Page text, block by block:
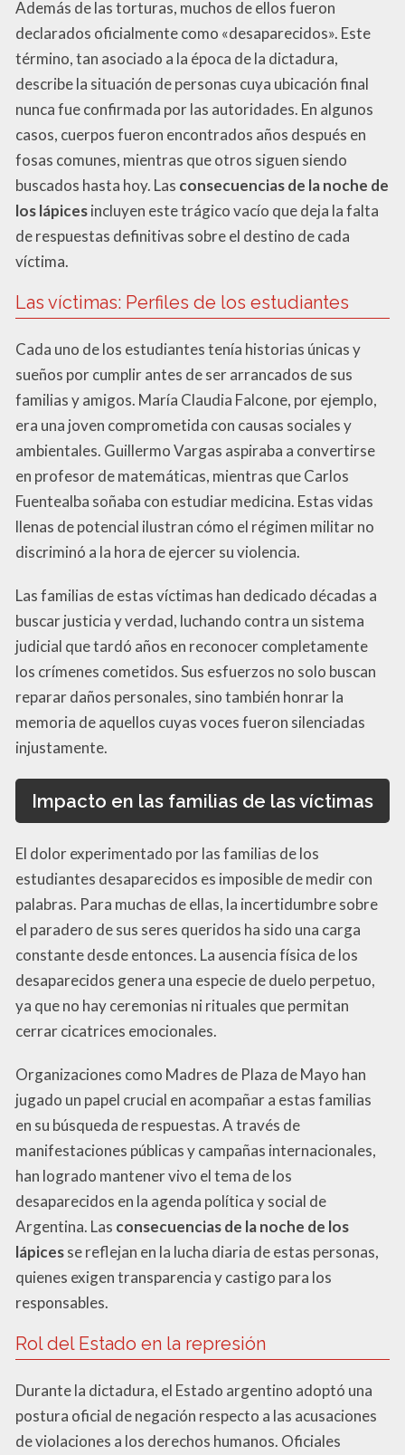
Además de las torturas, muchos de ellos fueron
declarados oficialmente como «desaparecidos». Este
término, tan asociado a la época de la dictadura,
describe la situación de personas cuya ubicación final
nunca fue confirmada por las autoridades. En algunos
casos, cuerpos fueron encontrados años después en
fosas comunes, mientras que otros siguen siendo
buscados hasta hoy. Las consecuencias de la noche de
los lápicesincluyen este trágico vacío que deja la falta
de respuestas definitivas sobre el destino de cada
víctima.
Las víctimas: Perfiles de los estudiantes
Cada uno de los estudiantes tenía historias únicas y
sueños por cumplir antes de ser arrancados de sus
familias y amigos. María Claudia Falcone, por ejemplo,
era una joven comprometida con causas sociales y
ambientales. Guillermo Vargas aspiraba a convertirse
en profesor de matemáticas, mientras que Carlos
Fuentealba soñaba con estudiar medicina. Estas vidas
llenas de potencial ilustran cómo el régimen militar no
discriminó a la hora de ejercer su violencia.
Las familias de estas víctimas han dedicado décadas a
buscar justicia y verdad, luchando contra un sistema
judicial que tardó años en reconocer completamente
los crímenes cometidos. Sus esfuerzos no solo buscan
reparar daños personales, sino también honrar la
memoria de aquellos cuyas voces fueron silenciadas
injustamente.
Impacto en las familias de las víctimas
El dolor experimentado por las familias de los
estudiantes desaparecidos es imposible de medir con
palabras. Para muchas de ellas, la incertidumbre sobre
el paradero de sus seres queridos ha sido una carga
constante desde entonces. La ausencia física de los
desaparecidos genera una especie de duelo perpetuo,
ya que no hay ceremonias ni rituales que permitan
cerrar cicatrices emocionales.
Organizaciones como Madres de Plaza de Mayo han
jugado un papel crucial en acompañar a estas familias
en su búsqueda de respuestas. A través de
manifestaciones públicas y campañas internacionales,
han logrado mantener vivo el tema de los
desaparecidos en la agenda política y social de
Argentina. Las consecuencias de la noche de los
lápicesse reflejan en la lucha diaria de estas personas,
quienes exigen transparencia y castigo para los
responsables.
Rol del Estado en la represión
Durante la dictadura, el Estado argentino adoptó una
postura oficial de negación respecto a las acusaciones
de violaciones a los derechos humanos. Oficiales